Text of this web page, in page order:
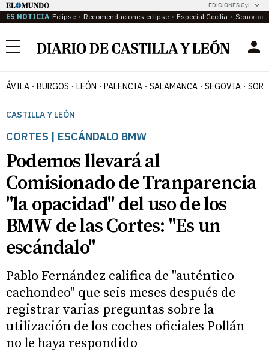
EDICIONES CyL
ES NOTICIA Eclipse Recomendaciones eclipse Especial Cecilia
Menú
ÁVILA BURGOS LEÓN PALENCIA SALAMANCA SEGOVIA
CASTILLA Y LEÓN
CORTES | ESCÁNDALO BMW
Podemos llevará al
Comisionado de Tranparencia
"la opacidad" del uso de los
BMW de las Cortes: "Es un
escándalo"
Pablo Fernández califica de "auténtico
cachondeo" que seis meses después de
registrar varias preguntas sobre la
utilización de los coches oficiales Pollán
no le haya respondido